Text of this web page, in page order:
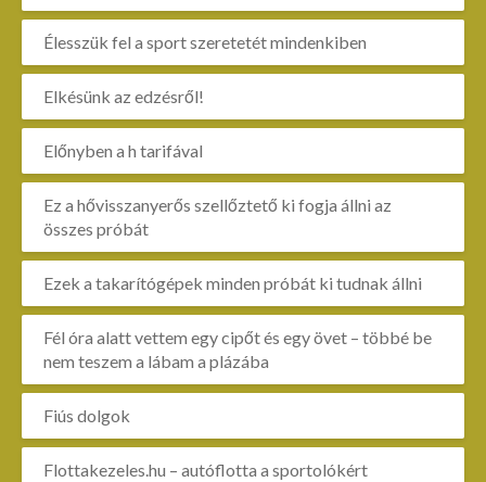
Élesszük fel a sport szeretetét mindenkiben
Elkésünk az edzésről!
Előnyben a h tarifával
Ez a hővisszanyerős szellőztető ki fogja állni az
összes próbát
Ezek a takarítógépek minden próbát ki tudnak állni
Fél óra alatt vettem egy cipőt és egy övet – többé be
nem teszem a lábam a plázába
Fiús dolgok
Flottakezeles.hu – autóflotta a sportolókért